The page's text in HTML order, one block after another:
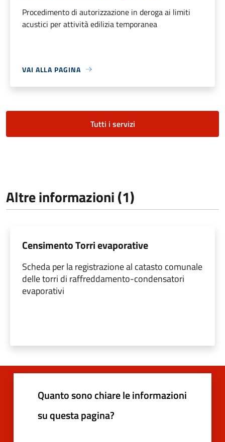
Procedimento di autorizzazione in deroga ai limiti
acustici per attività edilizia temporanea
VAI ALLA PAGINA
Tutti i servizi
Altre informazioni (1)
Censimento Torri evaporative
Scheda per la registrazione al catasto comunale
delle torri di raffreddamento-condensatori
evaporativi
Quanto sono chiare le informazioni
su questa pagina?